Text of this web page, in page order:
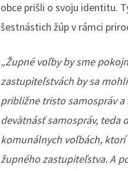
obce prišli o svoju identitu.
šestnástich žúp v rámci
„Župné voľby by sme
zastupiteľstvách by sa
približne tristo samospráv
devätnásť samospráv, teda
komunálnych voľbách,
župného zastupiteľstva. A